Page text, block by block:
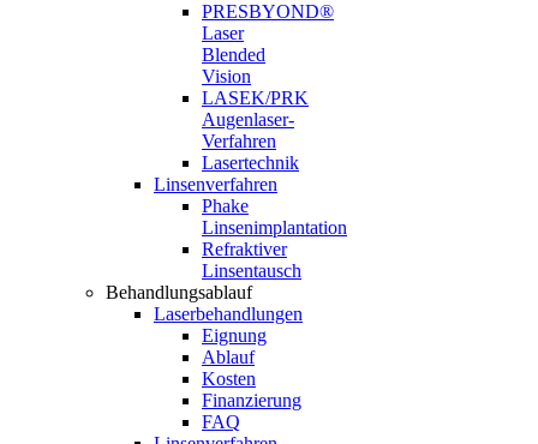
PRESBYOND®
Laser
Blended
Vision
LASEK/PRK
Augenlaser-
Verfahren
Lasertechnik
Linsenverfahren
Phake
Linsenimplantation
Refraktiver
Linsentausch
Behandlungsablauf
Laserbehandlungen
Eignung
Ablauf
Kosten
Finanzierung
FAQ